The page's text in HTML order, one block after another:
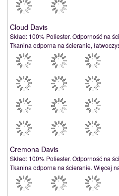
Cloud Davis
Skład: 100% Poliester. Odporność na
Tkanina odporna na ścieranie,
Cremona Davis
Skład: 100% Poliester. Odporność na
Tkanina odporna na ścieranie. Więcej